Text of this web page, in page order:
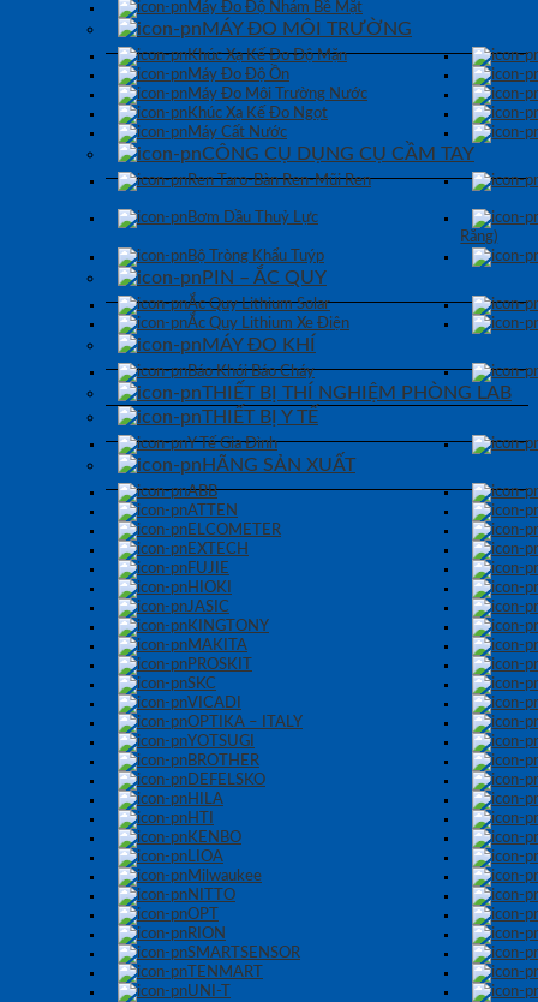
Máy Đo Độ Nhám Bề Mặt
MÁY ĐO MÔI TRƯỜNG
Khúc Xạ Kế Đo Độ Mặn
Máy Đo Độ Ồn
Máy Đo Môi Trường Nước
Khúc Xạ Kế Đo Ngọt
Máy Cất Nước
CÔNG CỤ DỤNG CỤ CẦM TAY
Ren Taro-Bàn Ren-Mũi Ren
Bơm Dầu Thuỷ Lực
Răng)
Bộ Tròng Khẩu Tuýp
PIN – ẮC QUY
Ắc Quy Lithium Solar
Ắc Quy Lithium Xe Điện
MÁY ĐO KHÍ
Báo Khói Báo Cháy
THIẾT BỊ THÍ NGHIỆM PHÒNG LAB
THIẾT BỊ Y TẾ
Y Tế Gia Đình
HÃNG SẢN XUẤT
ABB
ATTEN
ELCOMETER
EXTECH
FUJIE
HIOKI
JASIC
KINGTONY
MAKITA
PROSKIT
SKC
VICADI
OPTIKA – ITALY
YOTSUGI
BROTHER
DEFELSKO
HILA
HTI
KENBO
LIOA
Milwaukee
NITTO
OPT
RION
SMARTSENSOR
TENMART
UNI-T